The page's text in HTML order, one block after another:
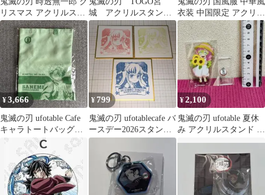
リスマス アクリルスタ
ンド 2022年 カフェ
城 アクリルスタンド
&缶バッジ 竈門禰豆
子
衣装 中国限定 アクリル
スタンド 冨岡義勇
¥3,666
鬼滅の刃 ufotable Cafe
キャラトートバッグ
大 不死川実弥
¥ 799
鬼滅の刃 ufotablecafe バ
ースデー2026スタンプ
時透無一郎 ⑤
¥2,100
鬼滅の刃 ufotable 夏休
み アクリルスタンド 甘
露寺蜜璃 ゅ